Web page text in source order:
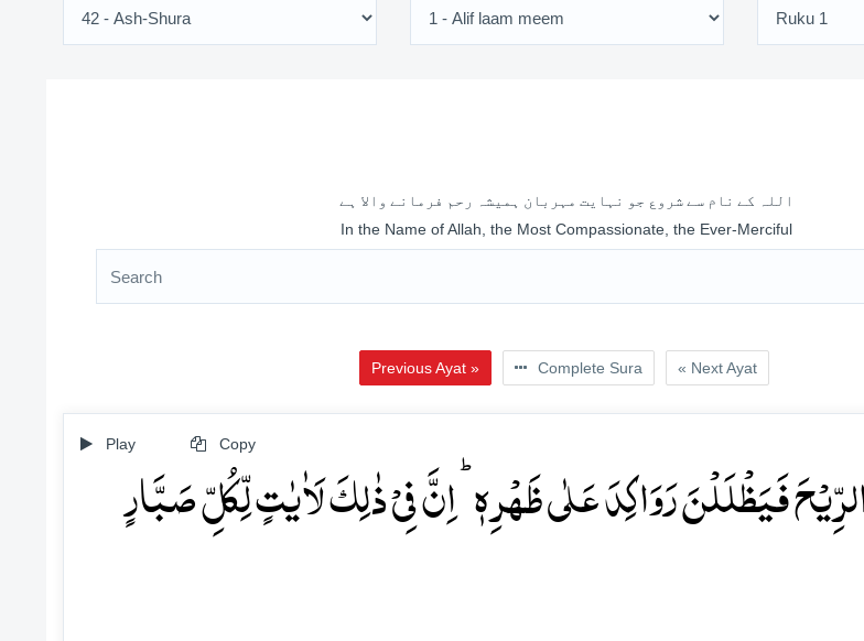
اللہ کے نام سے شروع جو نہایت مہربان ہمیشہ رحم فرمانے والا ہے
In the Name of Allah, the Most Compassionate, the Ever-Merciful
Previous Ayat » Complete Sura « Next Ayat
Play Copy
فَیَظۡلَلۡنَ رَوَاکِدَ عَلٰی ظَہۡرِہٖ ؕ اِنَّ فِیۡ ذٰلِکَ لَاٰیٰتٍ لِّکُلِّ صَبَّارٍ